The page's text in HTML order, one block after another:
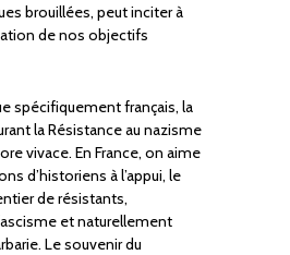
brouillées, peut inciter à
de nos objectifs
spécifiquement français, la
la Résistance au nazisme
vivace. En France, on aime
d’historiens à l’appui, le
de résistants,
et naturellement
Le souvenir du